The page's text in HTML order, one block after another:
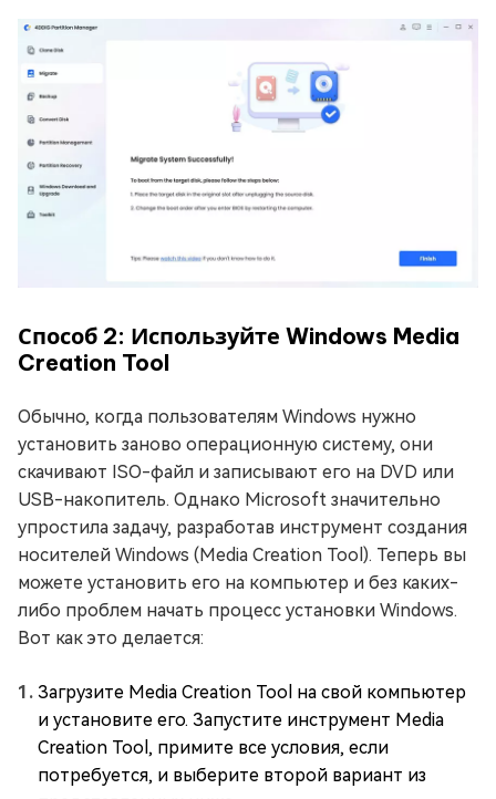
Способ 2: Используйте Windows Media
Creation Tool
Обычно, когда пользователям Windows нужно
установить заново операционную систему, они
скачивают ISO-файл и записывают его на DVD или
USB-накопитель. Однако Microsoft значительно
упростила задачу, разработав инструмент создания
носителей Windows (Media Creation Tool). Теперь вы
можете установить его на компьютер и без каких-
либо проблем начать процесс установки Windows.
Вот как это делается:
Загрузите Media Creation Tool на свой компьютер
и установите его. Запустите инструмент Media
Creation Tool, примите все условия, если
потребуется, и выберите второй вариант из